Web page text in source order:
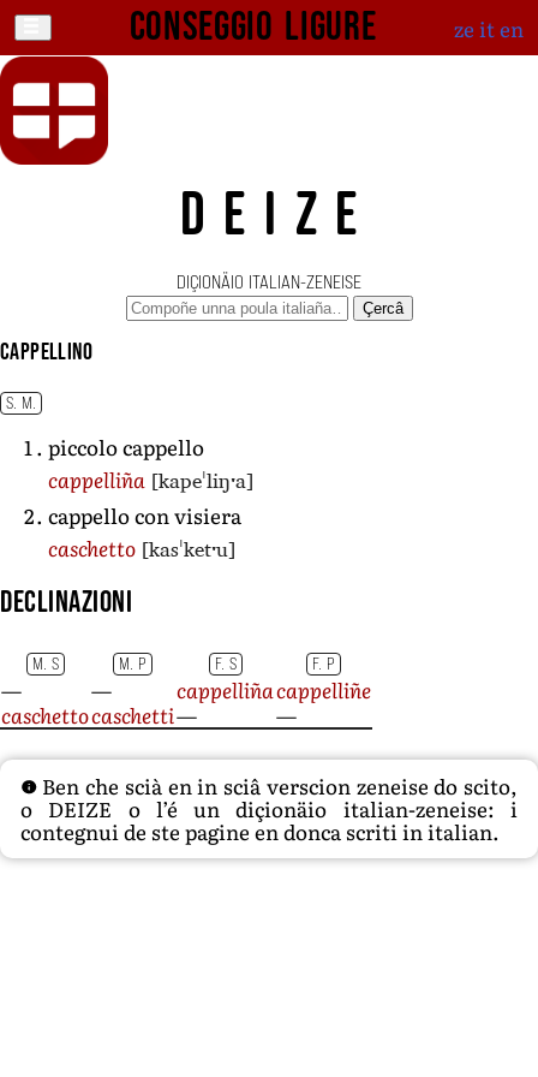
Conseggio ligure ze iten
DEIZE
DIÇIONÄIO ITALIAN-ZENEISE
Çercâ
cappellino
S. M.
piccolo cappello
cappelliña [kapeˈliŋˑa]
cappello con visiera
caschetto [kasˈketˑu]
Declinazioni
M. S M. P F. S F. P
— — cappelliñacappelliñe
caschettocaschetti— —
Ben che scià en in sciâ verscion zeneise do scito,
o DEIZE o l’é un diçionäio italian-zeneise: i
contegnui de ste pagine en donca scriti in italian.